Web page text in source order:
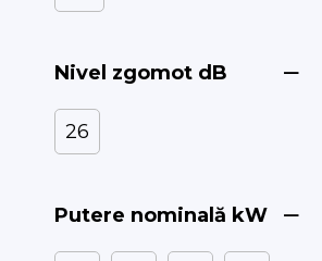
Nivel zgomot dB
26
Putere nominală kW